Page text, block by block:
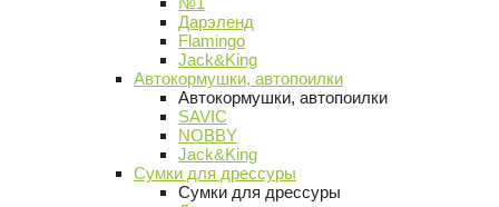
Дарэленд
Flamingo
Jack&King
Автокормушки, автопоилки
Автокормушки, автопоилки
SAVIC
NOBBY
Jack&King
Сумки для дрессуры
Сумки для дрессуры